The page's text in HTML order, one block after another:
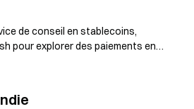
de conseil en stablecoins,
pour explorer des paiements en